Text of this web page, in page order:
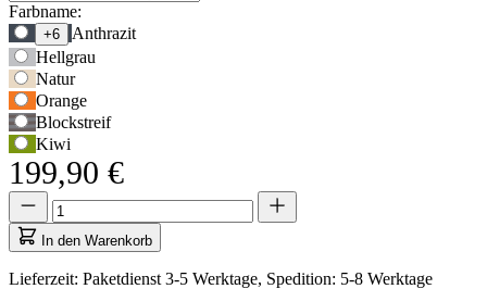
Farbname:
Verwenden
Sie
die
Tabulatortaste,
um
zur
ersten
Auswahloption
zu
navigieren,
und
anschließend
Pfeiltasten,
+6
Anthrazit
Hellgrau
Natur
Orange
Blockstreif
Kiwi
199,90 €
Menge
aktualisiert
auf
1
Menge
In den Warenkorb
Lieferzeit: Paketdienst 3-5 Werktage, Spedition: 5-8 Werktage